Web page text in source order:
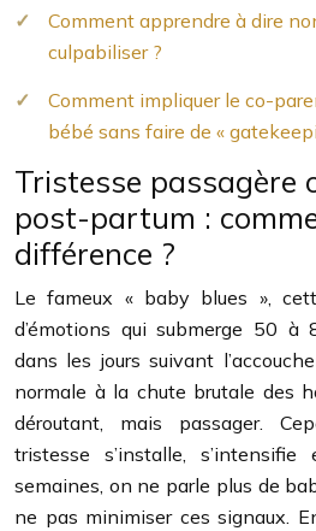
Comment apprendre à dire
culpabiliser ?
Comment impliquer le co-
bébé sans faire de «
Tristesse passagère
post-partum :
différence ?
Le fameux « baby blues »,
d’émotions qui submerge 50 à
dans les jours suivant
normale à la chute brutale des
déroutant, mais passager.
tristesse s’installe,
semaines, on ne parle plus de
ne pas minimiser ces signaux.